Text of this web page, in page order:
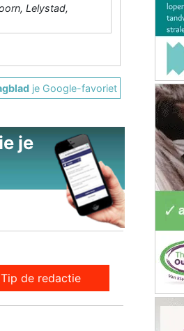
Lelystad,
je Google-favoriet
je
Tip de redactie